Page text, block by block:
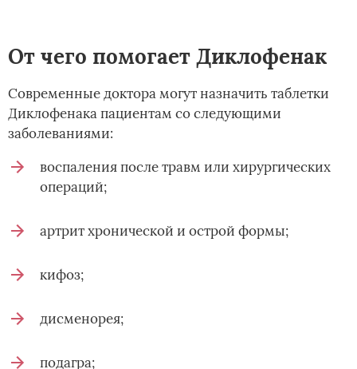
От чего помогает Диклофенак
Современные доктора могут назначить таблетки
Диклофенака пациентам со следующими
заболеваниями:
воспаления после травм или хирургических
операций;
артрит хронической и острой формы;
кифоз;
дисменорея;
подагра;